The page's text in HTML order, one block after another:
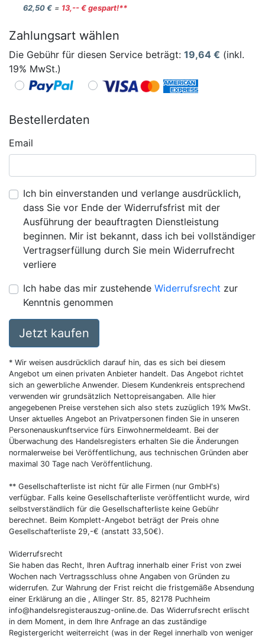
62,50 € = 13,-- € gespart!**
Zahlungsart wählen
Die Gebühr für diesen Service beträgt: 19,64 € (inkl.
19% MwSt.)
Bestellerdaten
Email
Ich bin einverstanden und verlange ausdrücklich,
dass Sie vor Ende der Widerrufsfrist mit der
Ausführung der beauftragten Dienstleistung
beginnen. Mir ist bekannt, dass ich bei vollständiger
Vertragserfüllung durch Sie mein Widerrufrecht
verliere
Ich habe das mir zustehende Widerrufsrecht zur
Kenntnis genommen
Jetzt kaufen
* Wir weisen ausdrücklich darauf hin, das es sich bei diesem
Angebot um einen privaten Anbieter handelt. Das Angebot richtet
sich an gewerbliche Anwender. Diesem Kundenkreis entsprechend
verwenden wir grundsätzlich Nettopreisangaben. Alle hier
angegebenen Preise verstehen sich also stets zuzüglich 19% MwSt.
Unser aktuelles Angebot an Privatpersonen finden Sie in unseren
Personenauskunftservice fürs Einwohnermeldeamt. Bei der
Überwachung des Handelsregisters erhalten Sie die Änderungen
normalerweise bei Veröffentlichung, aus technischen Gründen aber
maximal 30 Tage nach Veröffentlichung.
** Gesellschafterliste ist nicht für alle Firmen (nur GmbH's)
verfügbar. Falls keine Gesellschafterliste veröffentlicht wurde, wird
selbstverständlich für die Gesellschafterliste keine Gebühr
berechnet. Beim Komplett-Angebot beträgt der Preis ohne
Gesellschafterliste 29,-€ (anstatt 33,50€).
Widerrufsrecht
Sie haben das Recht, Ihren Auftrag innerhalb einer Frist von zwei
Wochen nach Vertragsschluss ohne Angaben von Gründen zu
widerrufen. Zur Wahrung der Frist reicht die fristgemäße Absendung
einer Erklärung an die , Allinger Str. 85, 82178 Puchheim
info@handelsregisterauszug-online.de. Das Widerrufsrecht erlischt
in dem Moment, in dem Ihre Anfrage an das zuständige
Registergericht weiterreicht (was in der Regel innerhalb von weniger